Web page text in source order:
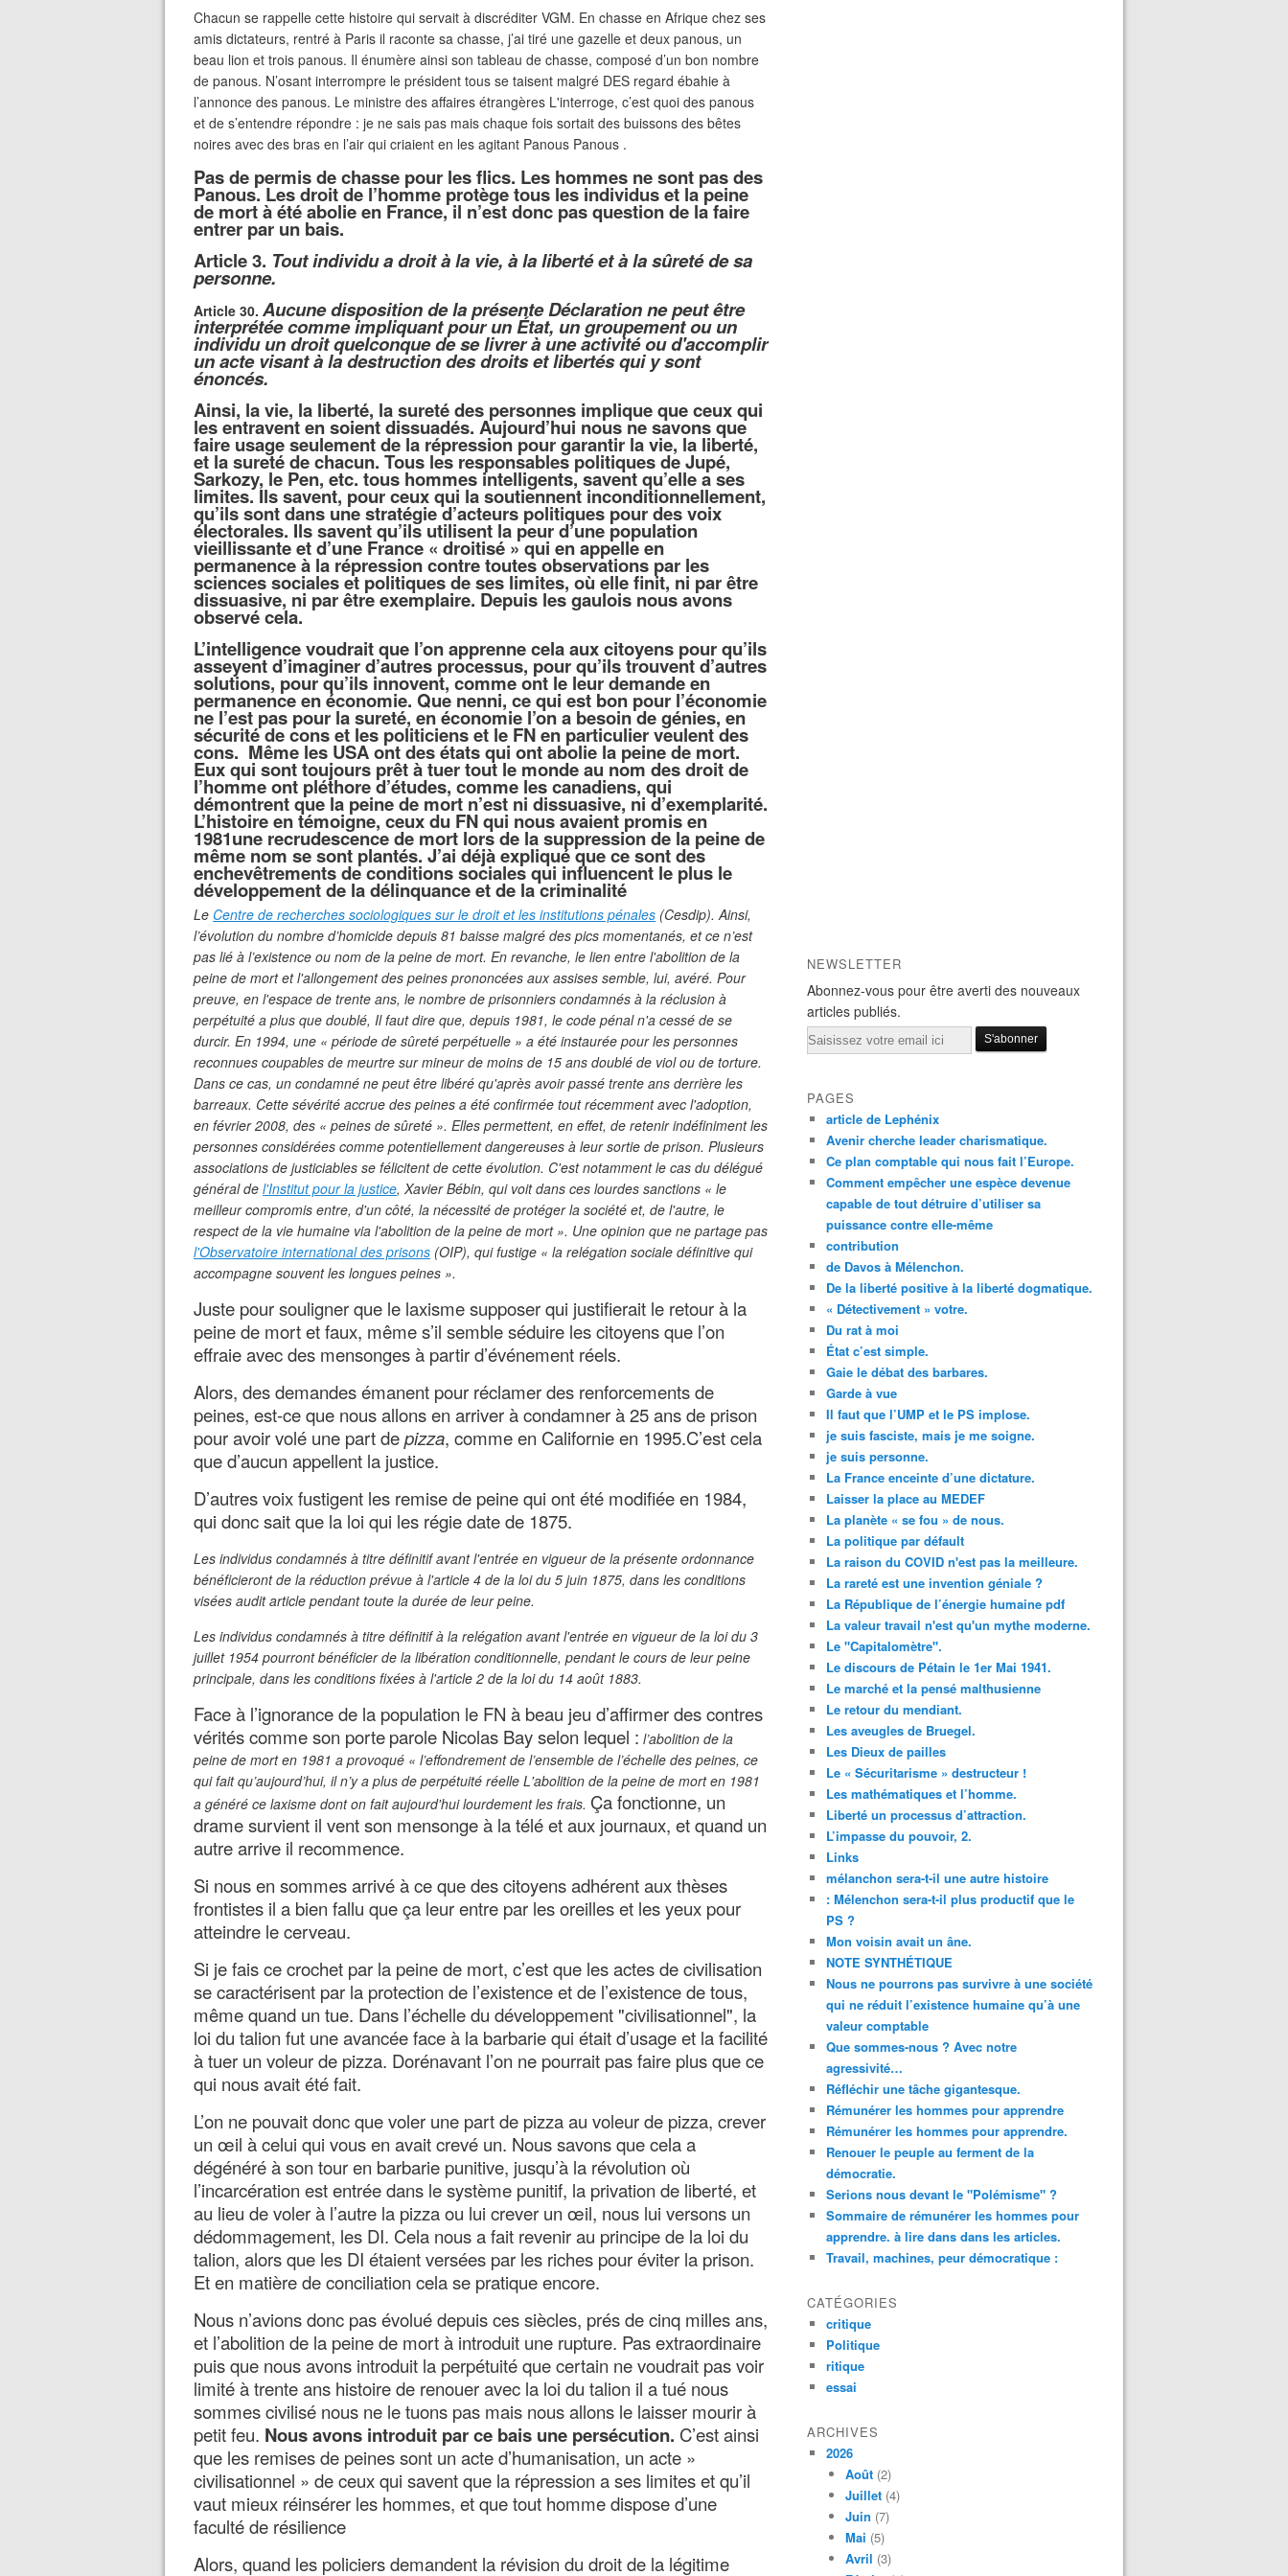
Chacun se rappelle cette histoire qui servait à discréditer VGM. En chasse en Afrique chez ses
amis dictateurs, rentré à Paris il raconte sa chasse, j’ai tiré une gazelle et deux panous, un
beau lion et trois panous. Il énumère ainsi son tableau de chasse, composé d’un bon nombre
de panous. N’osant interrompre le président tous se taisent malgré DES regard ébahie à
l’annonce des panous. Le ministre des affaires étrangères L'interroge, c’est quoi des panous
et de s’entendre répondre : je ne sais pas mais chaque fois sortait des buissons des bêtes
noires avec des bras en l’air qui criaient en les agitant Panous Panous .
Pas de permis de chasse pour les flics. Les hommes ne sont pas des
Panous. Les droit de l’homme protège tous les individus et la peine
de mort à été abolie en France, il n’est donc pas question de la faire
entrer par un bais.
Article 3. Tout individu a droit à la vie, à la liberté et à la sûreté de sa
personne.
Article 30. Aucune disposition de la présente Déclaration ne peut être
interprétée comme impliquant pour un État, un groupement ou un
individu un droit quelconque de se livrer à une activité ou d'accomplir
un acte visant à la destruction des droits et libertés qui y sont
énoncés.
Ainsi, la vie, la liberté, la sureté des personnes implique que ceux qui
les entravent en soient dissuadés. Aujourd’hui nous ne savons que
faire usage seulement de la répression pour garantir la vie, la liberté,
et la sureté de chacun. Tous les responsables politiques de Jupé,
Sarkozy, le Pen, etc. tous hommes intelligents, savent qu’elle a ses
limites. Ils savent, pour ceux qui la soutiennent inconditionnellement,
qu’ils sont dans une stratégie d’acteurs politiques pour des voix
électorales. Ils savent qu’ils utilisent la peur d’une population
vieillissante et d’une France « droitisé » qui en appelle en
permanence à la répression contre toutes observations par les
sciences sociales et politiques de ses limites, où elle finit, ni par être
dissuasive, ni par être exemplaire. Depuis les gaulois nous avons
observé cela.
L’intelligence voudrait que l’on apprenne cela aux citoyens pour qu’ils
asseyent d’imaginer d’autres processus, pour qu’ils trouvent d’autres
solutions, pour qu’ils innovent, comme ont le leur demande en
permanenceen économie. Que nenni, ce qui est bon pour l’économie
ne l’est pas pour la sureté, en économie l’on a besoin degénies, en
sécurité deconset les politiciens et le FN en particulier veulent des
cons. Même les USA ont des états qui ont abolie la peine de mort.
Eux qui sont toujours prêt à tuer tout le monde au nom des droit de
l’homme ont pléthore d’études, comme les canadiens, qui
démontrent que la peine de mort n’est ni dissuasive, ni d’exemplarité.
L’histoire en témoigne, ceux du FN qui nous avaient promis en
1981une recrudescence de mort lors de la suppression de la peine de
même nom se sont plantés. J’ai déjà expliqué que ce sont des
enchevêtrements de conditions sociales qui influencent le plus le
développement de la délinquance et de la criminalité
Le Centre de recherches sociologiques sur le droit et les institutions pénales (Cesdip). Ainsi,
l’évolution du nombre d’homicide depuis 81 baisse malgré des pics momentanés, et ce n’est
pas lié à l’existence ou nom de la peine de mort. En revanche, le lien entre l'abolition de la
peine de mort et l'allongement des peines prononcées aux assises semble, lui, avéré. Pour
preuve, en l'espace de trente ans, le nombre de prisonniers condamnés à la réclusion à
perpétuité a plus que doublé, Il faut dire que, depuis 1981, le code pénal n'a cessé de se
durcir. En 1994, une « période de sûreté perpétuelle » a été instaurée pour les personnes
reconnues coupables de meurtre sur mineur de moins de 15 ans doublé de viol ou de torture.
Dans ce cas, un condamné ne peut être libéré qu'après avoir passé trente ans derrière les
barreaux. Cette sévérité accrue des peines a été confirmée tout récemment avec l'adoption,
en février 2008, des « peines de sûreté ». Elles permettent, en effet, de retenir indéfiniment les
personnes considérées comme potentiellement dangereuses à leur sortie de prison. Plusieurs
associations de justiciables se félicitent de cette évolution. C'est notamment le cas du délégué
général de l'Institut pour la justice, Xavier Bébin, qui voit dans ces lourdes sanctions « le
meilleur compromis entre, d'un côté, la nécessité de protéger la société et, de l'autre, le
respect de la vie humaine via l'abolition de la peine de mort ». Une opinion que ne partage pas
l'Observatoire international des prisons (OIP), qui fustige « la relégation sociale définitive qui
accompagne souvent les longues peines ».
Juste pour souligner que le laxisme supposer qui justifierait le retour à la
peine de mort et faux, même s’il semble séduire les citoyens que l’on
effraie avec des mensonges à partir d’événement réels.
Alors, des demandes émanent pour réclamer des renforcements de
peines, est-ce que nous allons en arriver à condamner à 25 ans de prison
pour avoir volé une part depizza, comme en Californie en 1995.C’est cela
que d’aucun appellent la justice.
D’autres voix fustigent les remise de peine qui ont été modifiée en 1984,
qui donc sait que la loi qui les régie date de 1875.
Les individus condamnés à titre définitif avant l'entrée en vigueur de la présente ordonnance
bénéficieront de la réduction prévue à l'article 4 de la loi du 5 juin 1875, dans les conditions
visées audit article pendant toute la durée de leur peine.
Les individus condamnés à titre définitif à la relégation avant l'entrée en vigueur de la loi du 3
juillet 1954 pourront bénéficier de la libération conditionnelle, pendant le cours de leur peine
principale, dans les conditions fixées à l'article 2 de la loi du 14 août 1883.
Face à l’ignorance de la population le FN à beau jeu d’affirmer des contres
vérités comme son porteparole Nicolas Bay selon lequel : l’abolition de la
peine de mort en 1981 a provoqué « l’effondrement de l’ensemble de l’échelle des peines, ce
qui fait qu’aujourd’hui, il n’y a plus de perpétuité réelle L'abolition de la peine de mort en 1981
a généré ce laxisme dont on fait aujourd'hui lourdement les frais. Ça fonctionne, un
drame survient il vent son mensonge à la télé et aux journaux, et quand un
autre arrive il recommence.
Si nous en sommes arrivé à ce que des citoyens adhérent aux thèses
frontistes il a bien fallu que ça leur entre par les oreilles et les yeux pour
atteindre le cerveau.
Si je fais ce crochet par la peine de mort, c’est que les actes de civilisation
se caractérisent par la protection de l’existence et de l’existence de tous,
même quand un tue. Dans l’échelle du développement "civilisationnel", la
loi du talion fut une avancée face à la barbarie qui était d’usage et la facilité
à tuer un voleur de pizza. Dorénavant l’on ne pourrait pas faire plus que ce
qui nous avait été fait.
L’on ne pouvait donc que voler une part de pizza au voleur de pizza, crever
un œil à celui qui vous en avait crevé un. Nous savons que cela a
dégénéré à son tour en barbarie punitive, jusqu’à la révolution où
l’incarcération est entrée dans le système punitif, la privation de liberté, et
au lieu de voler à l’autre la pizza ou lui crever un œil, nous lui versons un
dédommagement, les DI. Cela nous a fait revenir au principe de la loi du
talion, alors que les DI étaient versées par les riches pour éviter la prison.
Et en matière de conciliation cela se pratique encore.
Nous n’avions donc pas évolué depuis ces siècles, prés de cinq milles ans,
et l’abolition de la peine de mort à introduit une rupture. Pas extraordinaire
puis que nous avons introduit la perpétuité que certain ne voudrait pas voir
limité à trente ans histoire de renouer avec la loi du talion il a tué nous
sommes civilisé nous ne le tuons pas mais nous allons le laisser mourir à
petit feu. Nous avons introduit par ce bais une persécution. C’est ainsi
que les remises de peines sont un acte d’humanisation, un acte »
civilisationnel » de ceux qui savent que la répression a ses limites et qu’il
vaut mieux réinsérer les hommes, et que tout homme dispose d’une
faculté de résilience
Alors, quand les policiers demandent la révision du droit de la légitime
NEWSLETTER
Abonnez-vous pour être averti des nouveaux
articles publiés.
Email
PAGES
article de Lephénix
Avenir cherche leader charismatique.
Ce plan comptable qui nous fait l’Europe.
Comment empêcher une espèce devenue
capable de tout détruire d’utiliser sa
puissance contre elle-même
contribution
de Davos à Mélenchon.
De la liberté positive à la liberté dogmatique.
« Détectivement » votre.
Du rat à moi
État c’est simple.
Gaie le débat des barbares.
Garde à vue
Il faut que l’UMP et le PS implose.
je suis fasciste, mais je me soigne.
je suis personne.
La France enceinte d’une dictature.
Laisser la place au MEDEF
La planète « se fou » de nous.
La politique par défault
La raison du COVID n'est pas la meilleure.
La rareté est une invention géniale ?
La République de l’énergie humaine pdf
La valeur travail n'est qu'un mythe moderne.
Le "Capitalomètre".
Le discours de Pétain le 1er Mai 1941.
Le marché et la pensé malthusienne
Le retour du mendiant.
Les aveugles de Bruegel.
Les Dieux de pailles
Le « Sécuritarisme » destructeur !
Les mathématiques et l’homme.
Liberté un processus d’attraction.
L’impasse du pouvoir, 2.
Links
mélanchon sera-t-il une autre histoire
: Mélenchon sera-t-il plus productif que le
PS ?
Mon voisin avait un âne.
NOTE SYNTHÉTIQUE
Nous ne pourrons pas survivre à une société
qui ne réduit l’existence humaine qu’à une
valeur comptable
Que sommes-nous ? Avec notre
agressivité…
Réfléchir une tâche gigantesque.
Rémunérer les hommes pour apprendre
Rémunérer les hommes pour apprendre.
Renouer le peuple au ferment de la
démocratie.
Serions nous devant le "Polémisme" ?
Sommaire de rémunérer les hommes pour
apprendre. à lire dans dans les articles.
Travail, machines, peur démocratique :
CATÉGORIES
critique
Politique
ritique
essai
ARCHIVES
2026
Août (2)
Juillet (4)
Juin (7)
Mai (5)
Avril (3)